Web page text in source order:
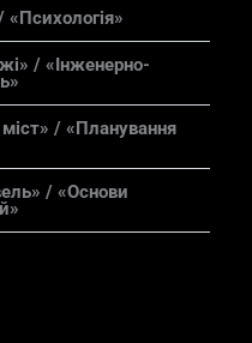
«Психологія»
/ «Інженерно-
/ «Планування
/ «Основи